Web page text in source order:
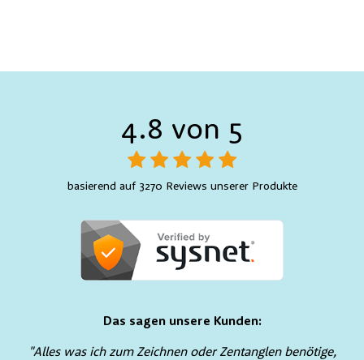
4.8 von 5
basierend auf 3270 Reviews unserer Produkte
Das sagen unsere Kunden:
"Alles was ich zum Zeichnen oder Zentanglen benötige,